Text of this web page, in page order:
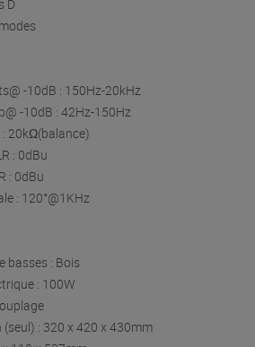
D
-10dB : 150Hz-20kHz
-10dB : 42Hz-150Hz
20kΩ(balance)
: 0dBu
: 0dBu
: 120°@1KHz
basses : Bois
: 100W
: 320 x 420 x 430mm